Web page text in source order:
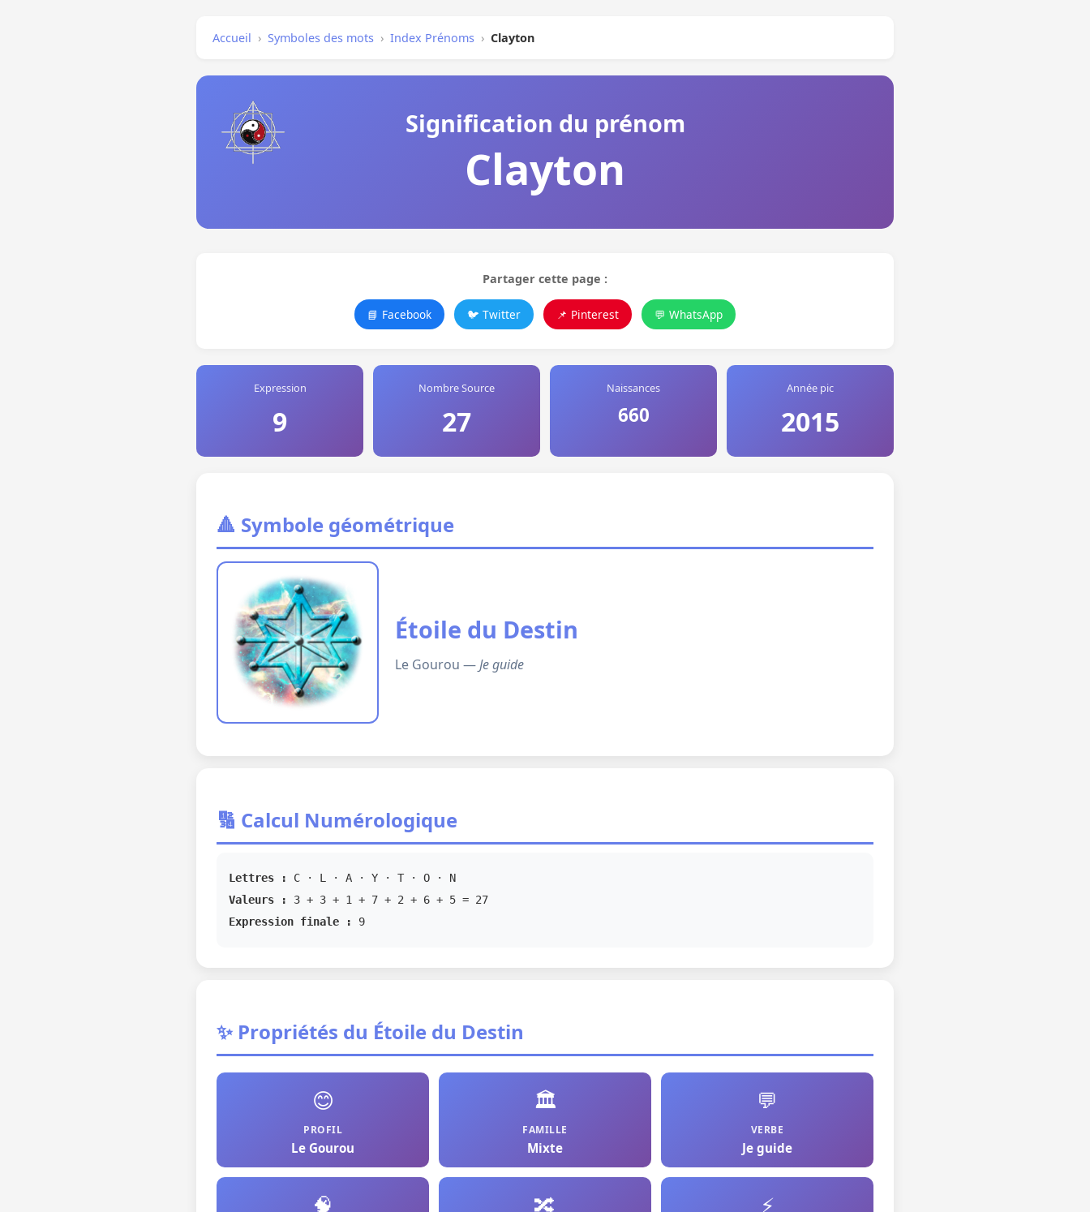
Accueil › Symboles des mots › Index Prénoms › Clayton
Signification du prénom
Clayton
Partager cette page :
📘 Facebook 🐦 Twitter 📌 Pinterest 💬 WhatsApp
Expression
9
Nombre Source
27
Naissances
660
Année pic
2015
🔺 Symbole géométrique
Étoile du Destin
Le Gourou —Je guide
🔢 Calcul Numérologique
Lettres :
C · L · A · Y · T · O · N
Valeurs :
3 + 3 + 1 + 7 + 2 + 6 + 5 = 27
Expression finale :
9
✨ Propriétés du Étoile du Destin
😊
PROFIL
Le Gourou
🏛️
FAMILLE
Mixte
💬
VERBE
Je guide
🧠 🔀 ⚡